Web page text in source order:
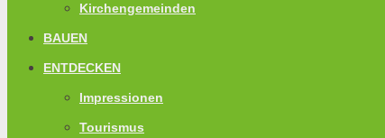
Kirchengemeinden
BAUEN
ENTDECKEN
Impressionen
Tourismus